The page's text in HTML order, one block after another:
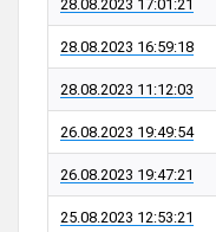
28.08.2023 17:01:21
28.08.2023 16:59:18
28.08.2023 11:12:03
26.08.2023 19:49:54
26.08.2023 19:47:21
25.08.2023 12:53:21